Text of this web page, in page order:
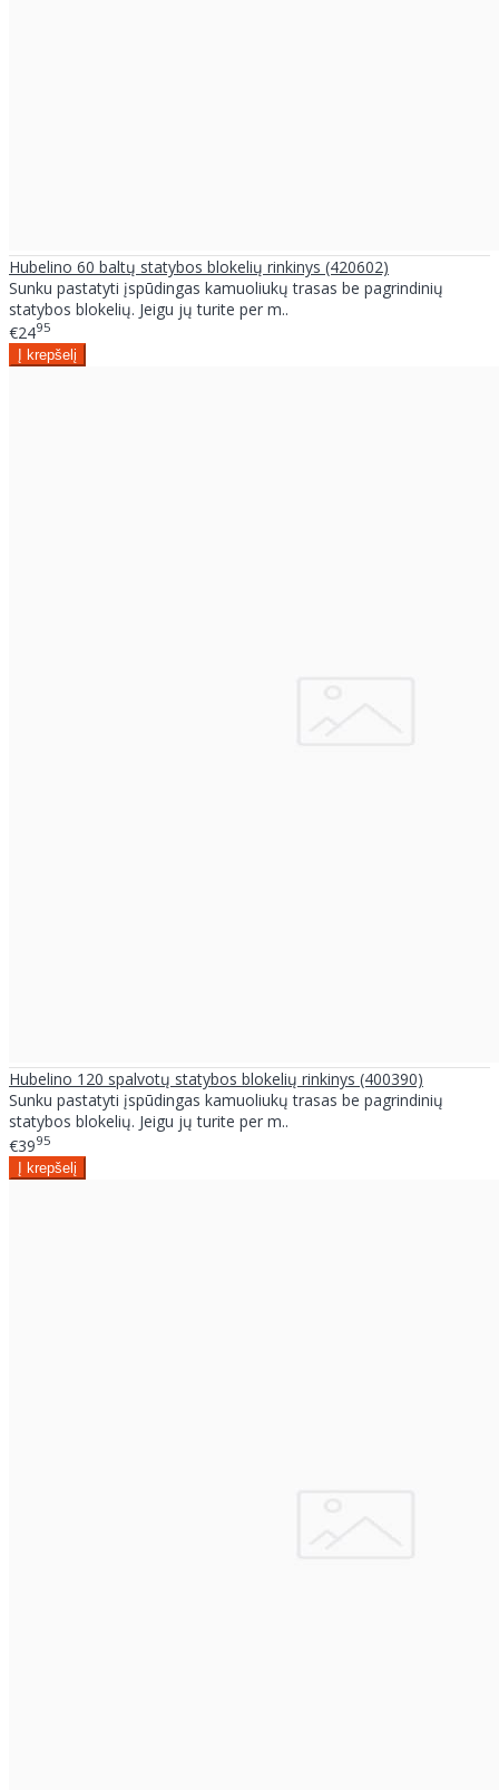
Hubelino 60 baltų statybos blokelių rinkinys (420602)
Sunku pastatyti įspūdingas kamuoliukų trasas be pagrindinių
statybos blokelių. Jeigu jų turite per m..
€2495
Hubelino 120 spalvotų statybos blokelių rinkinys (400390)
Sunku pastatyti įspūdingas kamuoliukų trasas be pagrindinių
statybos blokelių. Jeigu jų turite per m..
€3995